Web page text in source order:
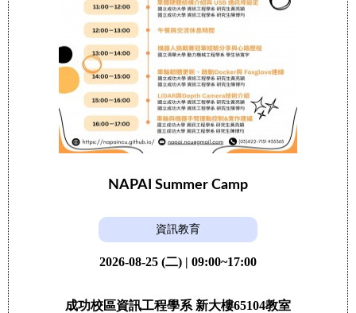
NAPAI Summer Camp
資訊教育
2026-08-25 (二) | 09:00~17:00
成功校區資訊工程學系 新大樓65104教室